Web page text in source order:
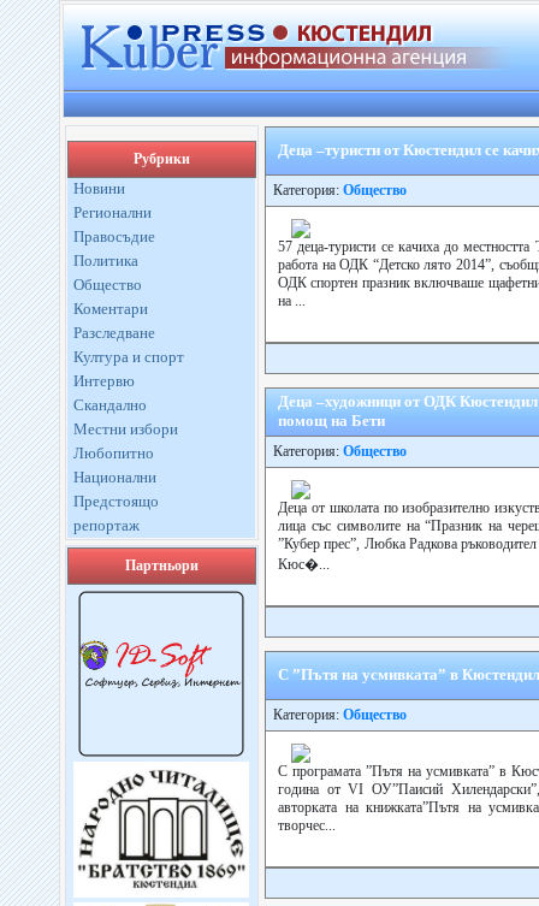
Рубрики
Новини
Регионални
Правосъдие
Политика
Общество
Коментари
Разследване
Култура и спорт
Интервю
Скандално
Местни избори
Любопитно
Национални
Предстоящо
репортаж
Партньори
Деца –туристи от Кюстендил се
Категория: Общество
57 деца-туристи се качиха до
работа на ОДК “Детско лято 2014”,
ОДК спортен празник включваше
на ...
Деца –художници от ОДК Кюстендил
помощ на Бети
Категория: Общество
Деца от школата по изобразително
лица със символите на “Празник на
”Кубер прес”, Любка Радкова
Кюс�...
С ”Пътя на усмивката” в
Категория: Общество
С програмата ”Пътя на усмивката” в
година от VІ ОУ”Паисий
авторката на книжката”Пътя на
творчес...